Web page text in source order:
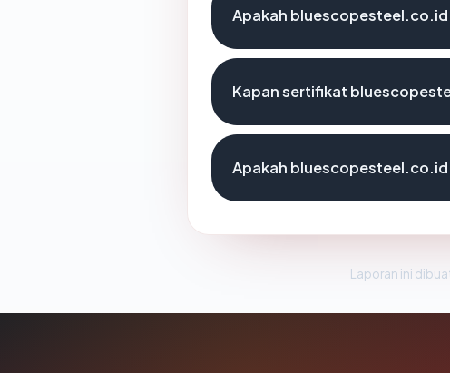
Apakah bluescopesteel.co.id
Kapan sertifikat
Apakah bluescopesteel.co.id
Laporan ini